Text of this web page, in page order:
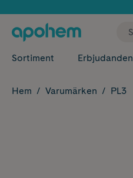
Sortiment Erbjudanden
Hem Varumärken PL3